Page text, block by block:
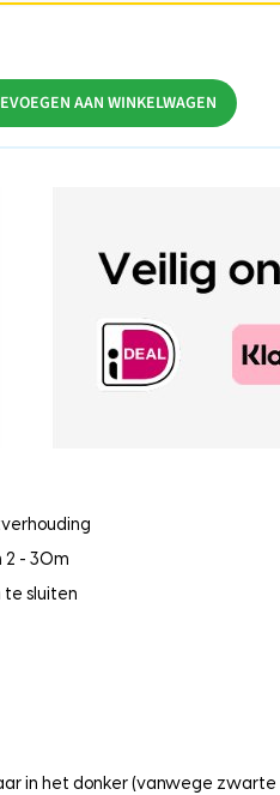
AAN WINKELWAGEN
2 - 30m
te sluiten
in het donker (vanwege zwarte